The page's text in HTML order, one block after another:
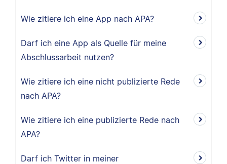
Wie zitiere ich eine App nach APA?
Darf ich eine App als Quelle für meine
Abschlussarbeit nutzen?
Wie zitiere ich eine nicht publizierte Rede
nach APA?
Wie zitiere ich eine publizierte Rede nach
APA?
Darf ich Twitter in meiner